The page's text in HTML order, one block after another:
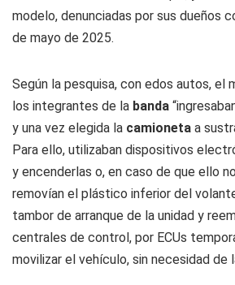
modelo, denunciadas por sus dueños
de mayo de 2025.
Según la pesquisa, con edos autos, el
los integrantes de la banda
y una vez elegida la camioneta a
Para ello, utilizaban dispositivos
y encenderlas o, en caso de que ello
removían el plástico inferior del
tambor de arranque de la unidad y
centrales de control, por ECUs
movilizar el vehículo, sin necesidad de